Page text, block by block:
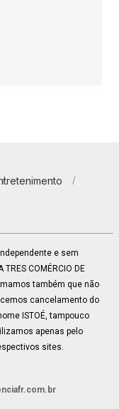
e sem
COMÉRCIO DE
também que não
cancelamento do
ISTOÉ, tampouco
apenas pelo
sites.